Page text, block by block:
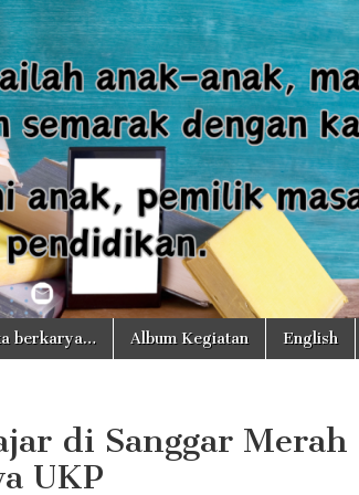
berkarya… Album Kegiatan English
di Sanggar Merah
UKP